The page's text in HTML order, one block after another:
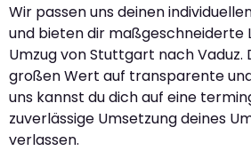
Wir passen uns deinen
und bieten dir maßgeschneiderte
Umzug von Stuttgart nach Vaduz.
großen Wert auf transparente
uns kannst du dich auf eine
zuverlässige Umsetzung deines
verlassen.